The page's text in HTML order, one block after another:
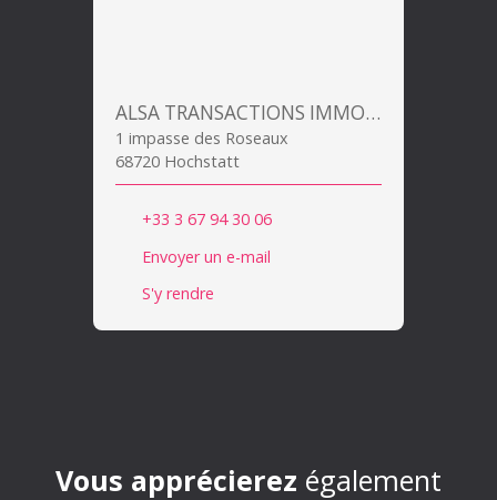
ALSA TRANSACTIONS IMMOBILIERES
1 impasse des Roseaux
68720 Hochstatt
+33 3 67 94 30 06
Envoyer un e-mail
S'y rendre
Vous apprécierez également